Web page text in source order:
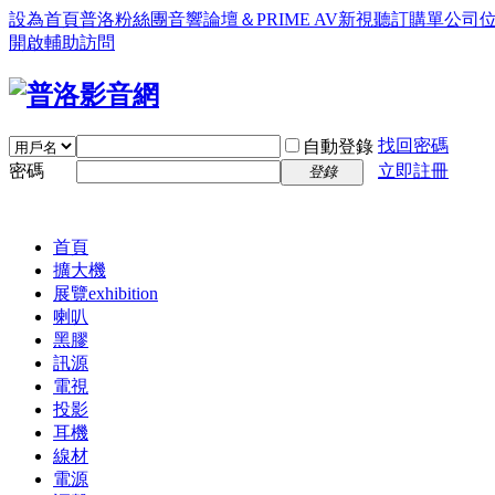
設為首頁普洛粉絲團音響論壇＆PRIME AV新視聽訂購單公司
開啟輔助訪問
自動登錄 找回密碼
密碼
登錄 立即註冊
首頁
擴大機
展覽exhibition
喇叭
黑膠
訊源
電視
投影
耳機
線材
電源